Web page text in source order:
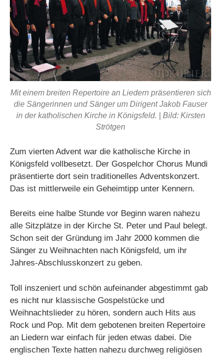
Mit einem breiten Repertoire an Liedern präsentieren sich
die Sängerinnen und Sänger um Dirigent Jakob Fauser
in der katholischen Kirche in Königsfeld. | Bild: Kirsten
Strötgen
Zum vierten Advent war die katholische Kirche in
Königsfeld vollbesetzt. Der Gospelchor Chorus Mundi
präsentierte dort sein traditionelles Adventskonzert.
Das ist mittlerweile ein Geheimtipp unter Kennern.
Bereits eine halbe Stunde vor Beginn waren nahezu
alle Sitzplätze in der Kirche St. Peter und Paul belegt.
Schon seit der Gründung im Jahr 2000 kommen die
Sänger zu Weihnachten nach Königsfeld, um ihr
Jahres-Abschlusskonzert zu geben.
Toll inszeniert und schön aufeinander abgestimmt gab
es nicht nur klassische Gospelstücke und
Weihnachtslieder zu hören, sondern auch Hits aus
Rock und Pop. Mit dem gebotenen breiten Repertoire
an Liedern war einfach für jeden etwas dabei. Die
englischen Texte hatten nahezu durchweg religiösen